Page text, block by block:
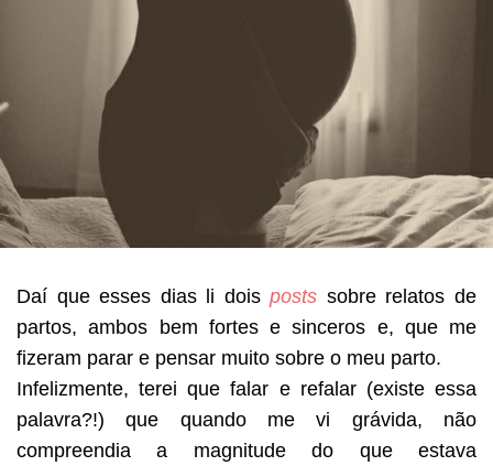
Daí que esses dias li doisposts sobre relatos de
partos, ambos bem fortes e sinceros e, que me
fizeram parar e pensar muito sobre o meu parto.
Infelizmente, terei que falar e refalar (existe essa
palavra?!) que quando me vi grávida, não
compreendia a magnitude do que estava